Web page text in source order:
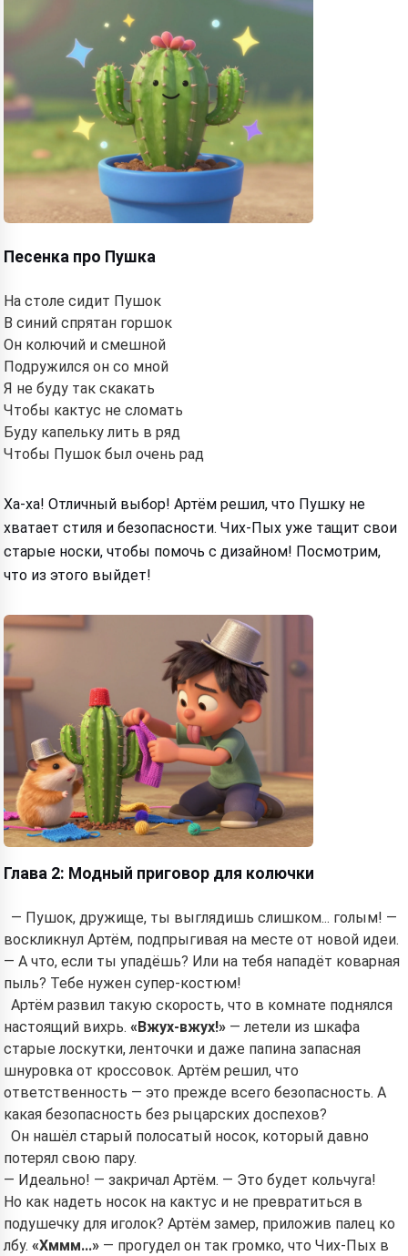
Песенка про Пушка
На столе сидит Пушок
В синий спрятан горшок
Он колючий и смешной
Подружился он со мной
Я не буду так скакать
Чтобы кактус не сломать
Буду капельку лить в ряд
Чтобы Пушок был очень рад
Ха-ха! Отличный выбор! Артём решил, что Пушку не
хватает стиля и безопасности. Чих-Пых уже тащит свои
старые носки, чтобы помочь с дизайном! Посмотрим,
что из этого выйдет!
Глава 2: Модный приговор для колючки
— Пушок, дружище, ты выглядишь слишком... голым! —
воскликнул Артём, подпрыгивая на месте от новой идеи.
— А что, если ты упадёшь? Или на тебя нападёт коварная
пыль? Тебе нужен супер-костюм!
Артём развил такую скорость, что в комнате поднялся
настоящий вихрь. «Вжух-вжух!» — летели из шкафа
старые лоскутки, ленточки и даже папина запасная
шнуровка от кроссовок. Артём решил, что
ответственность — это прежде всего безопасность. А
какая безопасность без рыцарских доспехов?
Он нашёл старый полосатый носок, который давно
потерял свою пару.
— Идеально! — закричал Артём. — Это будет кольчуга!
Но как надеть носок на кактус и не превратиться в
подушечку для иголок? Артём замер, приложив палец ко
лбу. «Хммм...» — прогудел он так громко, что Чих-Пых в